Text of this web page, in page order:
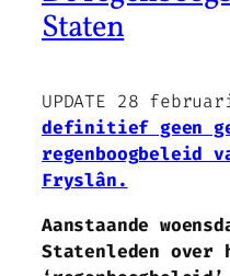
Staten
UPDATE 28
definitief geen
regenboogbeleid
Fryslân.
Aanstaande
Statenleden over